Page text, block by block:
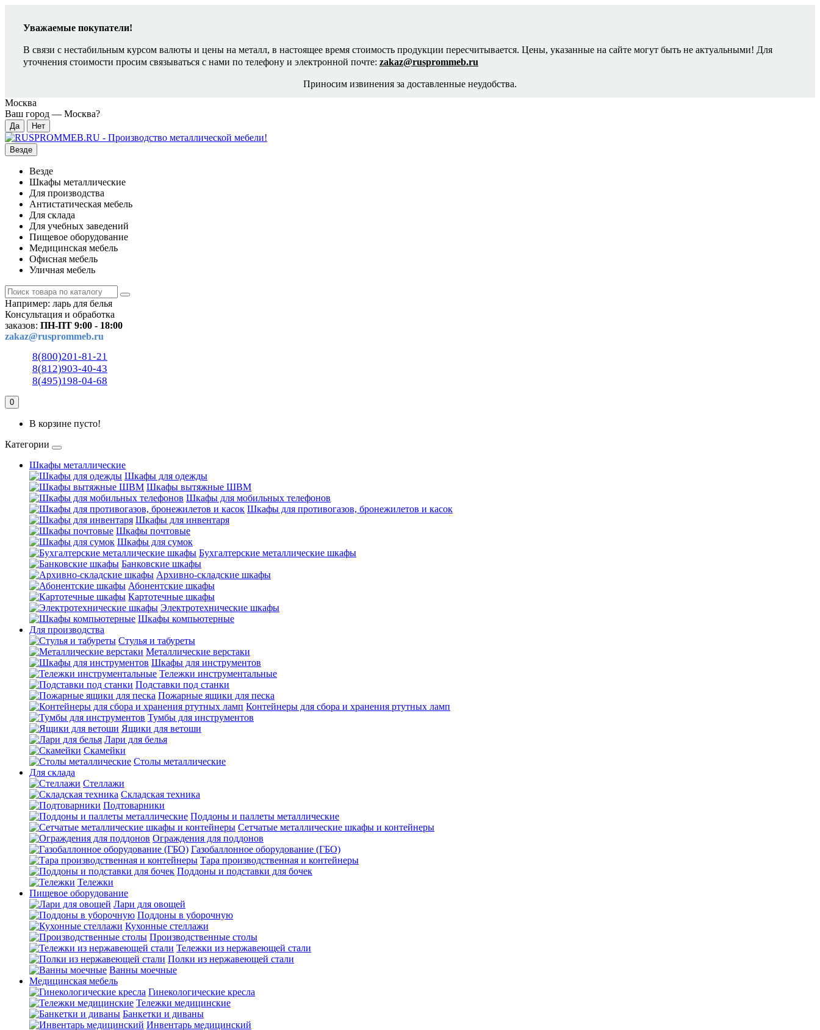
Уважаемые покупатели!
В связи с нестабильным курсом валюты и цены на металл, в настоящее время стоимость продукции пересчитывается. Цены, указанные на сайте могут быть не актуальными! Для
уточнения стоимости просим связываться с нами по телефону и электронной почте: zakaz@rusprommeb.ru
Приносим извинения за доставленные неудобства.
Москва
Ваш город — Москва?
Везде
Везде
Шкафы металлические
Для производства
Антистатическая мебель
Для склада
Для учебных заведений
Пищевое оборудование
Медицинская мебель
Офисная мебель
Уличная мебель
Например: ларь для белья
Консультация и обработка
заказов: ПН-ПТ 9:00 - 18:00
zakaz@rusprommeb.ru
8(800)201-81-21
8(812)903-40-43
8(495)198-04-68
0
В корзине пусто!
Категории
Шкафы металлические
Шкафы для одежды
Шкафы вытяжные ШВМ
Шкафы для мобильных телефонов
Шкафы для противогазов, бронежилетов и касок
Шкафы для инвентаря
Шкафы почтовые
Шкафы для сумок
Бухгалтерские металлические шкафы
Банковские шкафы
Архивно-складские шкафы
Абонентские шкафы
Картотечные шкафы
Электротехнические шкафы
Шкафы компьютерные
Для производства
Стулья и табуреты
Металлические верстаки
Шкафы для инструментов
Тележки инструментальные
Подставки под станки
Пожарные ящики для песка
Контейнеры для сбора и хранения ртутных ламп
Тумбы для инструментов
Ящики для ветоши
Лари для белья
Скамейки
Столы металлические
Для склада
Стеллажи
Складская техника
Подтоварники
Поддоны и паллеты металлические
Сетчатые металлические шкафы и контейнеры
Ограждения для поддонов
Газобаллонное оборудование (ГБО)
Тара производственная и контейнеры
Поддоны и подставки для бочек
Тележки
Пищевое оборудование
Лари для овощей
Поддоны в уборочную
Кухонные стеллажи
Производственные столы
Тележки из нержавеющей стали
Полки из нержавеющей стали
Ванны моечные
Медицинская мебель
Гинекологические кресла
Тележки медицинские
Банкетки и диваны
Инвентарь медицинский